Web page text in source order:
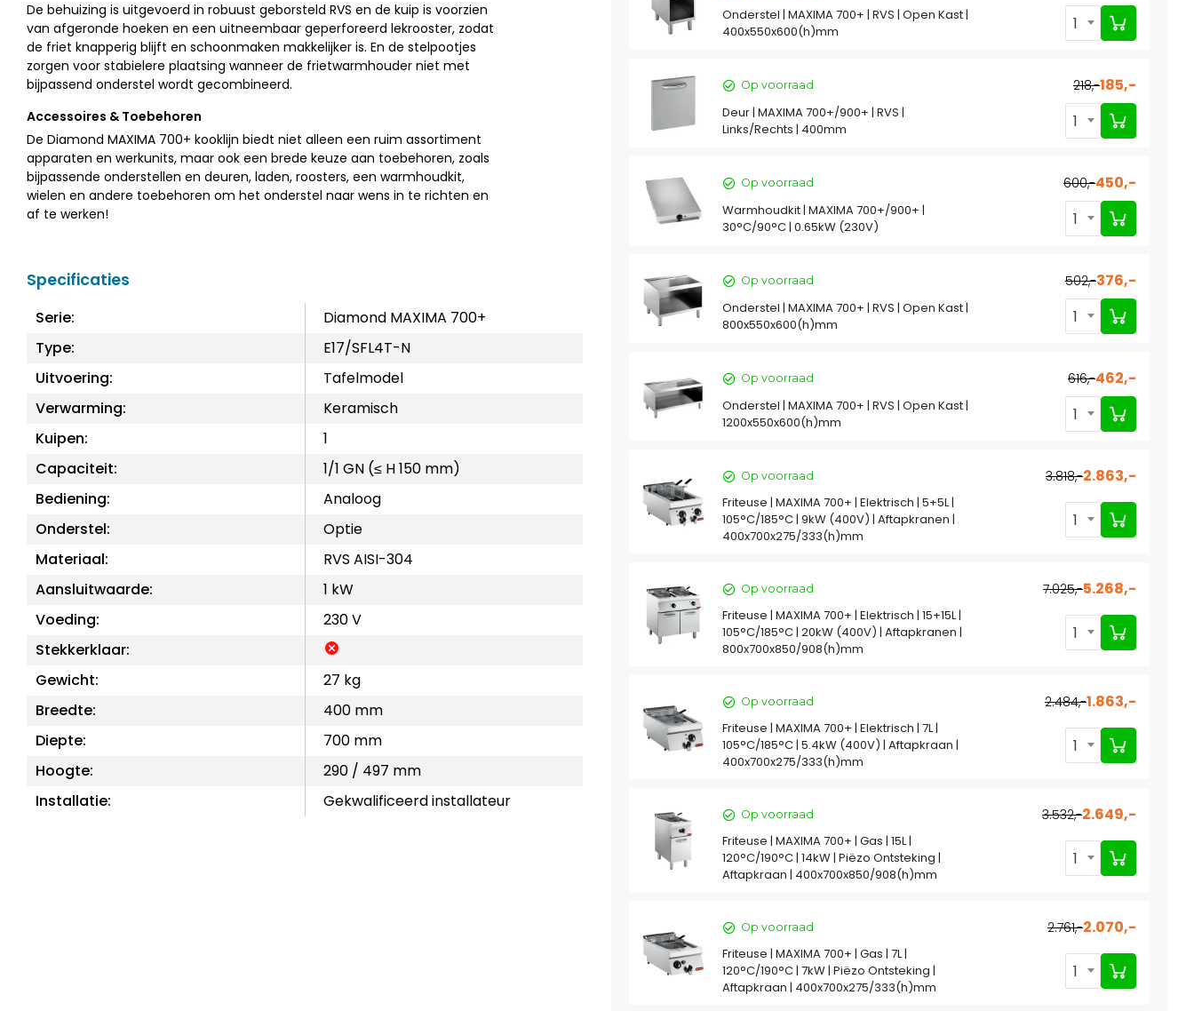
De behuizing is uitgevoerd in robuust geborsteld RVS en de kuip is voorzien
van afgeronde hoeken en een uitneembaar geperforeerd lekrooster, zodat
de friet knapperig blijft en schoonmaken makkelijker is. En de stelpootjes
zorgen voor stabielere plaatsing wanneer de frietwarmhouder niet met
bijpassend onderstel wordt gecombineerd.
Accessoires & Toebehoren
De Diamond MAXIMA 700+ kooklijn biedt niet alleen een ruim assortiment
apparaten en werkunits, maar ook een brede keuze aan toebehoren, zoals
bijpassende onderstellen en deuren, laden, roosters, een warmhoudkit,
wielen en andere toebehoren om het onderstel naar wens in te richten en
af te werken!
Specificaties
Serie:
Diamond MAXIMA 700+
Type:
E17/SFL4T-N
Uitvoering:
Tafelmodel
Verwarming:
Keramisch
Kuipen:
1
Capaciteit:
1/1 GN (≤ H 150 mm)
Bediening:
Analoog
Onderstel:
Optie
Materiaal:
RVS AISI-304
Aansluitwaarde:
1 kW
Voeding:
230 V
Stekkerklaar:
Gewicht:
27 kg
Breedte:
400 mm
Diepte:
700 mm
Hoogte:
290 / 497 mm
Installatie:
Gekwalificeerd installateur
Onderstel | MAXIMA 700+ | RVS | Open Kast |
400x550x600(h)mm
1
Op voorraad 218,-185,-
Deur | MAXIMA 700+/900+ | RVS |
Links/Rechts | 400mm
1
Op voorraad 600,-450,-
Warmhoudkit | MAXIMA 700+/900+ |
30°C/90°C | 0.65kW (230V)
1
Op voorraad 502,-376,-
Onderstel | MAXIMA 700+ | RVS | Open Kast |
800x550x600(h)mm
1
Op voorraad 616,-462,-
Onderstel | MAXIMA 700+ | RVS | Open Kast |
1200x550x600(h)mm
1
Op voorraad 3.818,-2.863,-
Friteuse | MAXIMA 700+ | Elektrisch | 5+5L |
105°C/185°C | 9kW (400V) | Aftapkranen |
400x700x275/333(h)mm
1
Op voorraad 7.025,-5.268,-
Friteuse | MAXIMA 700+ | Elektrisch | 15+15L |
105°C/185°C | 20kW (400V) | Aftapkranen |
800x700x850/908(h)mm
1
Op voorraad 2.484,-1.863,-
Friteuse | MAXIMA 700+ | Elektrisch | 7L |
105°C/185°C | 5.4kW (400V) | Aftapkraan |
400x700x275/333(h)mm
1
Op voorraad 3.532,-2.649,-
Friteuse | MAXIMA 700+ | Gas | 15L |
120°C/190°C | 14kW | Piëzo Ontsteking |
Aftapkraan | 400x700x850/908(h)mm
1
Op voorraad 2.761,-2.070,-
Friteuse | MAXIMA 700+ | Gas | 7L |
120°C/190°C | 7kW | Piëzo Ontsteking |
Aftapkraan | 400x700x275/333(h)mm
1